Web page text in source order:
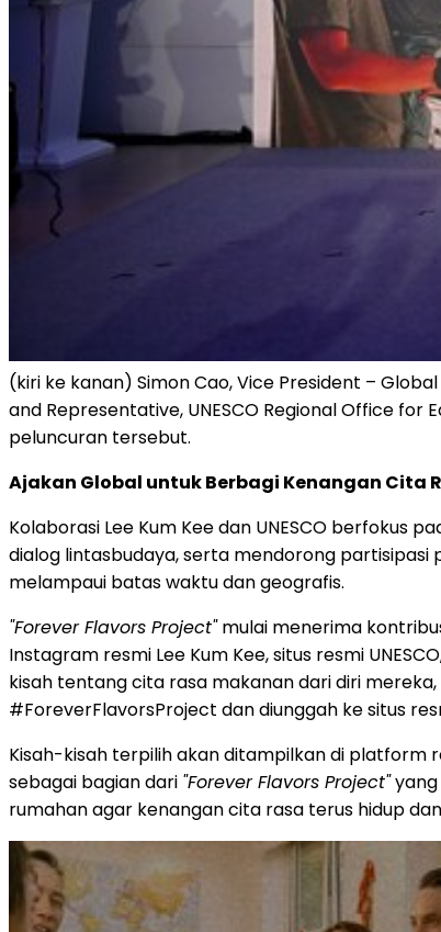
(kiri ke kanan) Simon Cao, Vice President –
and Representative, UNESCO Regional Office for
peluncuran tersebut.
Ajakan Global untuk Berbagi Kenangan Cita
Kolaborasi Lee Kum Kee dan UNESCO berfokus
dialog lintasbudaya, serta mendorong
melampaui batas waktu dan geografis.
"Forever Flavors Project"mulai menerima
Instagram resmi Lee Kum Kee, situs resmi
kisah tentang cita rasa makanan dari diri
#ForeverFlavorsProject dan diunggah ke situs
Kisah-kisah terpilih akan ditampilkan di platform
sebagai bagian dari "Forever Flavors Project"yang
rumahan agar kenangan cita rasa terus hidup